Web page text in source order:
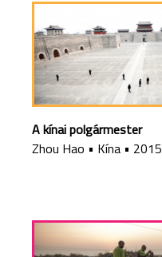
A kínai polgármester
Zhou Hao • Kína • 2015